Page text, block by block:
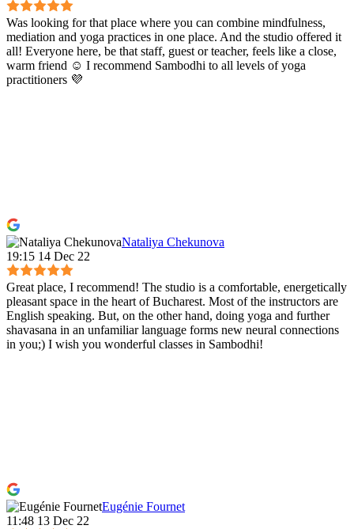
Was looking for that place where you can combine mindfulness,
mediation and yoga practices in one place. And the studio offered it
all! Everyone here, be that staff, guest or teacher, feels like a close,
warm friend ☺️ I recommend Sambodhi to all levels of yoga
practitioners 💜
Nataliya Chekunova
19:15 14 Dec 22
Great place, I recommend! The studio is a comfortable, energetically
pleasant space in the heart of Bucharest. Most of the instructors are
English speaking. But, on the other hand, doing yoga and further
shavasana in an unfamiliar language forms new neural connections
in you;) I wish you wonderful classes in Sambodhi!
Eugénie Fournet
11:48 13 Dec 22